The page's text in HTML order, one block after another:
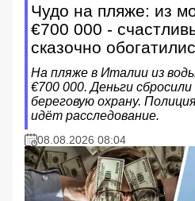
Чудо на пляже: из
€700 000 -
сказочно
На пляже в Италии из
€700 000. Деньги
береговую охрану.
идёт расследование.
08.08.2026 08:04